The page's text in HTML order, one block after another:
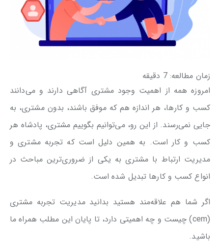
زمان مطالعه: 7 دقیقه
امروزه همه از اهمیت وجود مشتری آگاهی دارند و می‌دانند
کسب و کارها، هر اندازه هم که موفق باشند، بدون مشتری، به
جایی نمی‌رسند. از این رو، می‌توانیم بگوییم مشتری، پادشاه هر
کسب و کار است. به همین دلیل است که تجربه مشتری و
مدیریت ارتباط با مشتری به یکی از ضروری‌ترین مباحث در
انواع کسب و کارها تبدیل شده است.
اگر شما هم علاقه‌مند هستید بدانید مدیریت تجربه مشتری
(cem) چیست و چه اهمیتی دارد، تا پایان این مطلب همراه ما
باشید.